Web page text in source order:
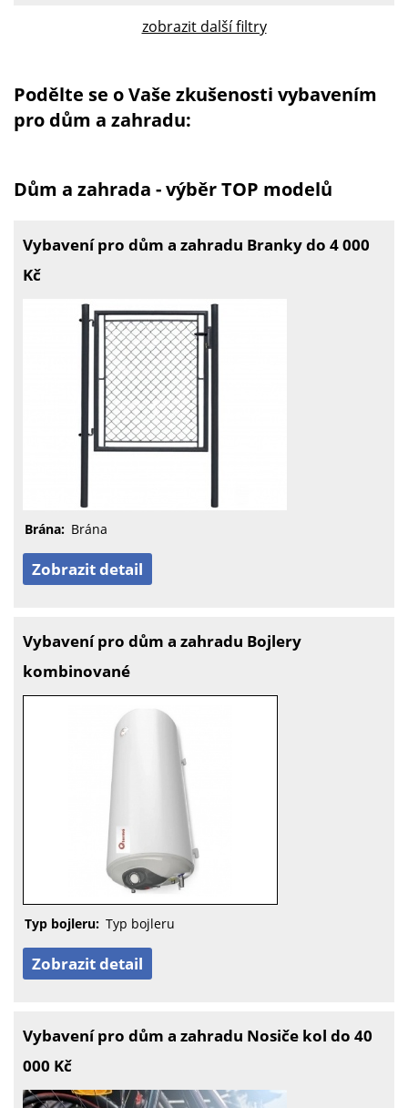
zobrazit další filtry
Podělte se o Vaše zkušenosti vybavením
pro dům a zahradu:
Dům a zahrada - výběr TOP modelů
Vybavení pro dům a zahradu Branky do 4 000
Kč
Brána: Brána
Zobrazit detail
Vybavení pro dům a zahradu Bojlery
kombinované
Typ bojleru: Typ bojleru
Zobrazit detail
Vybavení pro dům a zahradu Nosiče kol do 40
000 Kč